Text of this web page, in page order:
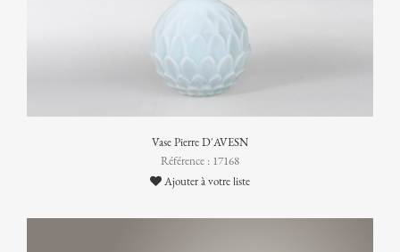
Vase Pierre D'AVESN
Référence : 17168
Ajouter à votre liste